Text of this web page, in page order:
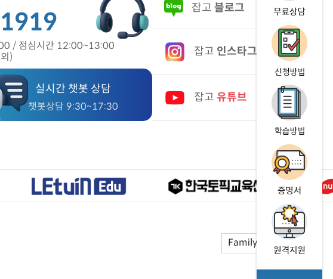
/ 점심시간 12:00~13:00
)
실시간 챗봇 상담
챗봇상담 9:30~17:30
잡고 블로그
잡고 인스타그램
잡고 유튜브
Family Site